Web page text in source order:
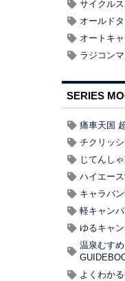
サイクル
オールド
オートキ
ラジコン
SERIES
痛車天国
チクリッ
じてんし
ハイエー
キャラバ
軽キャン
ゆるキャ
温泉むす
よくわか